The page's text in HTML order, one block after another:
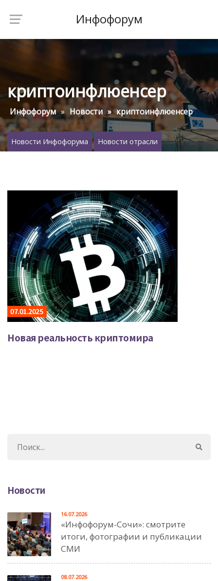
Инфофорум
криптоинфлюенсер
Инфофорум Новости криптоинфлюенсер
Новости Инфофорума Новости отрасли
07.01.2025
Новая реальность криптомира
Новости
«Инфофорум-Сочи»: смотрите
итоги, фотографии и публикации
СМИ
16.07.2026
08.07.2026